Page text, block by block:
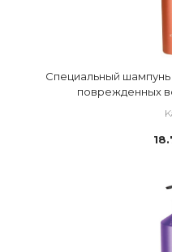
Специальный
поврежденных